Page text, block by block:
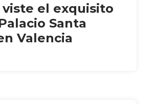
viste el exquisito
Santa
Valencia